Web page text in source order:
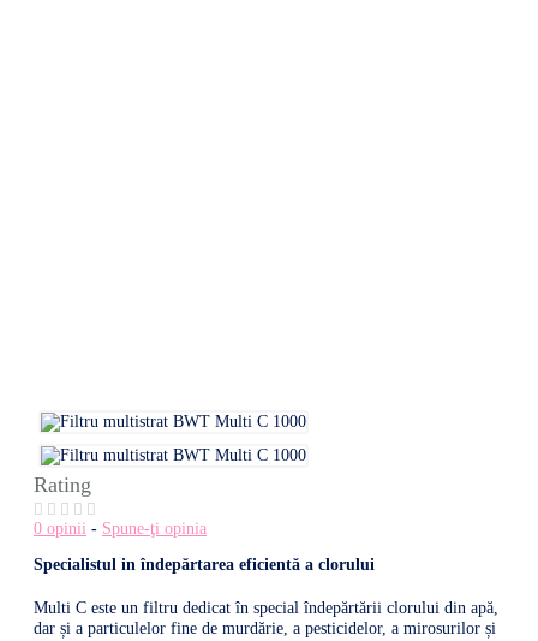
Specialistul in îndepărtarea eficientă a clorului
Multi C este un filtru dedicat în special îndepărtării clorului din apă,
dar și a particulelor fine de murdărie, a pesticidelor, a mirosurilor și
Rating
0 opinii - Spune-ţi opinia